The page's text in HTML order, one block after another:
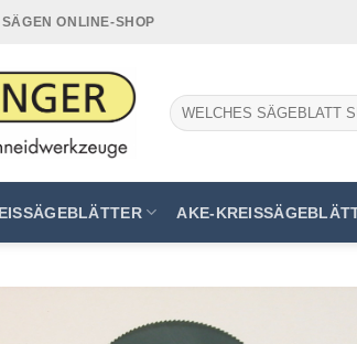
ONLINE-SHOP
Suchen
nach:
AKE-